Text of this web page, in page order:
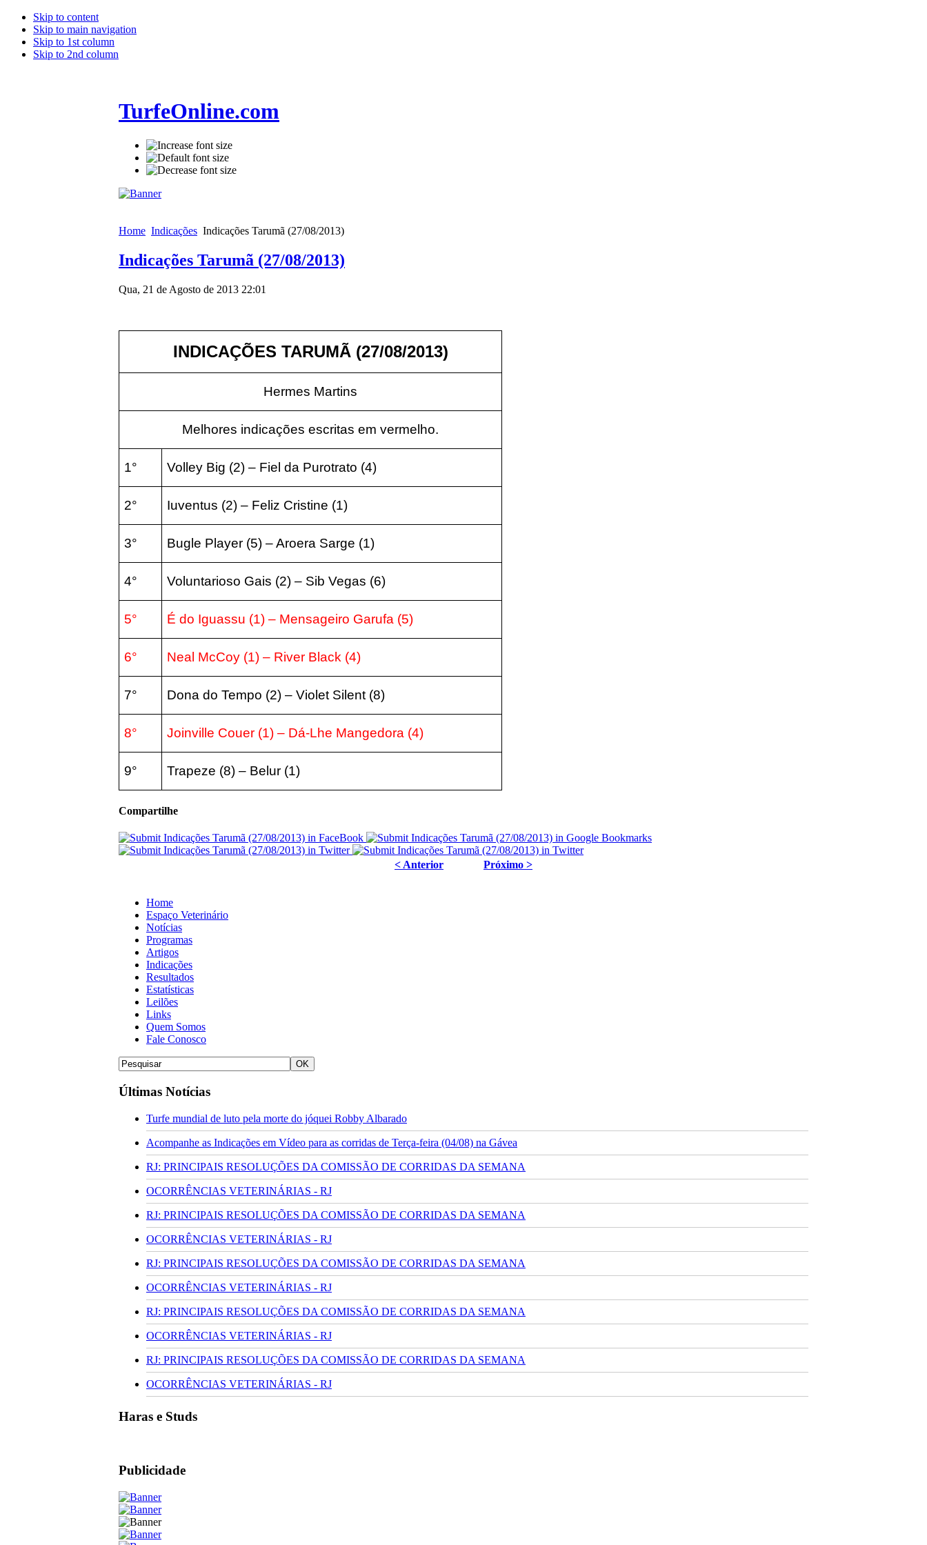
Skip to content
Skip to main navigation
Skip to 1st column
Skip to 2nd column
TurfeOnline.com
Home Indicações Indicações Tarumã (27/08/2013)
Indicações Tarumã (27/08/2013)
Qua, 21 de Agosto de 2013 22:01
INDICAÇÕES TARUMÃ (27/08/2013)
Hermes Martins
Melhores indicações escritas em vermelho.
1° Volley Big (2) – Fiel da Purotrato (4)
2° Iuventus (2) – Feliz Cristine (1)
3° Bugle Player (5) – Aroera Sarge (1)
4° Voluntarioso Gais (2) – Sib Vegas (6)
5° É do Iguassu (1) – Mensageiro Garufa (5)
6° Neal McCoy (1) – River Black (4)
7° Dona do Tempo (2) – Violet Silent (8)
8° Joinville Couer (1) – Dá-Lhe Mangedora (4)
9° Trapeze (8) – Belur (1)
Compartilhe
< Anterior Próximo >
Home
Espaço Veterinário
Notícias
Programas
Artigos
Indicações
Resultados
Estatísticas
Leilões
Links
Quem Somos
Fale Conosco
Últimas Notícias
Turfe mundial de luto pela morte do jóquei Robby Albarado
Acompanhe as Indicações em Vídeo para as corridas de Terça-feira (04/08) na Gávea
RJ: PRINCIPAIS RESOLUÇÕES DA COMISSÃO DE CORRIDAS DA SEMANA
OCORRÊNCIAS VETERINÁRIAS - RJ
RJ: PRINCIPAIS RESOLUÇÕES DA COMISSÃO DE CORRIDAS DA SEMANA
OCORRÊNCIAS VETERINÁRIAS - RJ
RJ: PRINCIPAIS RESOLUÇÕES DA COMISSÃO DE CORRIDAS DA SEMANA
OCORRÊNCIAS VETERINÁRIAS - RJ
RJ: PRINCIPAIS RESOLUÇÕES DA COMISSÃO DE CORRIDAS DA SEMANA
OCORRÊNCIAS VETERINÁRIAS - RJ
RJ: PRINCIPAIS RESOLUÇÕES DA COMISSÃO DE CORRIDAS DA SEMANA
OCORRÊNCIAS VETERINÁRIAS - RJ
Haras e Studs
Publicidade